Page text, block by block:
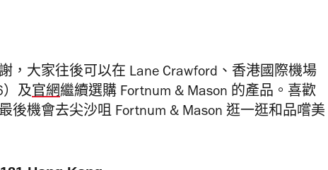
，大家往後可以在 Lane Crawford、香港國際機場
）及官網繼續選購 Fortnum & Mason 的產品。喜歡
後機會去尖沙咀 Fortnum & Mason 逛一逛和品嚐美